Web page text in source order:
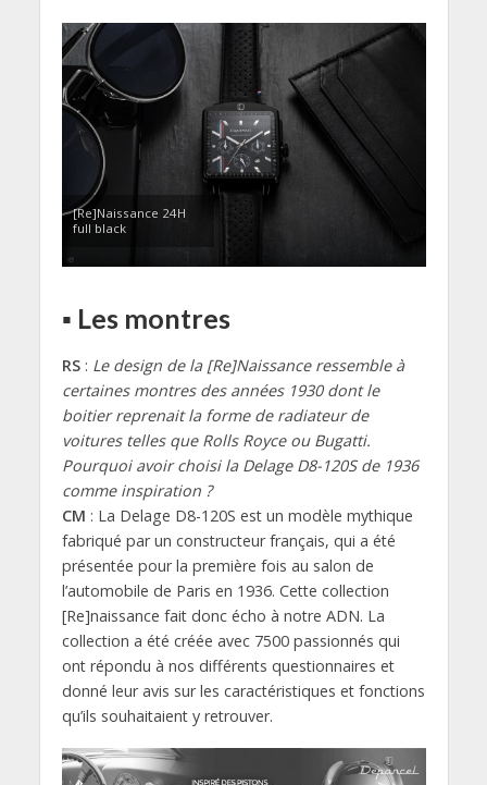
[Re]Naissance 24H
full black
▪ Les montres
RS: Le design de la [Re]Naissance ressemble à
certaines montres des années 1930 dont le
boitier reprenait la forme de radiateur de
voitures telles que Rolls Royce ou Bugatti.
Pourquoi avoir choisi la Delage D8-120S de 1936
comme inspiration ?
CM : La Delage D8-120S est un modèle mythique
fabriqué par un constructeur français, qui a été
présentée pour la première fois au salon de
l’automobile de Paris en 1936. Cette collection
[Re]naissance fait donc écho à notre ADN. La
collection a été créée avec 7500 passionnés qui
ont répondu à nos différents questionnaires et
donné leur avis sur les caractéristiques et fonctions
qu’ils souhaitaient y retrouver.